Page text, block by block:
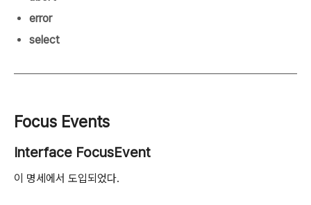
error
select
Focus Events
Interface FocusEvent
이 명세에서 도입되었다.